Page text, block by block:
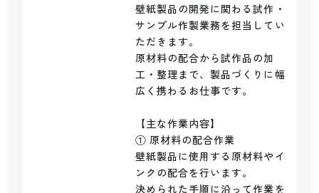
壁紙製品の開発に関わる試作・
サンプル作製業務を担当してい
ただきます。
原材料の配合から試作品の加
工・整理まで、製品づくりに幅
広く携わるお仕事です。
【主な作業内容】
① 原材料の配合作業
壁紙製品に使用する原材料やイ
ンクの配合を行います。
決められた手順に沿って作業を